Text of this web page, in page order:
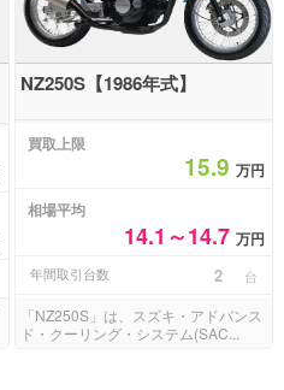
NZ250S【1986年式】
買取上限
15.9 万円
相場平均
14.1～14.7 万円
年間取引台数 2 台
「NZ250S」は、スズキ・アドバンス
ド・クーリング・システム(SAC...